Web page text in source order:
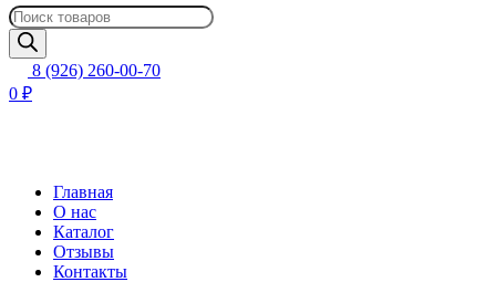
Поиск
товаров
8 (926) 260-00-70
0 ₽
Главная
О нас
Каталог
Отзывы
Контакты